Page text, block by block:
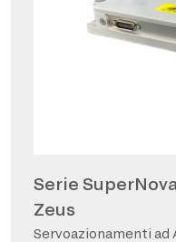
Serie
Zeus
Servoazionamenti ad